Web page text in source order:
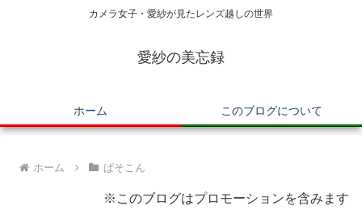
カメラ女子・愛紗が見たレンズ越しの世界
愛紗の美忘録
ホーム このブログについて
ホーム ぱそこん
※このブログはプロモーションを含みます